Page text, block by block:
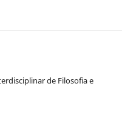
de Filosofia e